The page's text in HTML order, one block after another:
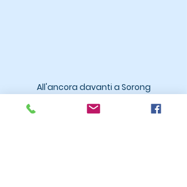
All'ancora davanti a Sorong
Il panorama del canale che sto